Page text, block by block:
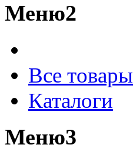
Меню2
Все товары
Каталоги
Меню3